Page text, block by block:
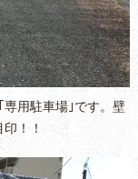
用駐車場｣です。壁
！！